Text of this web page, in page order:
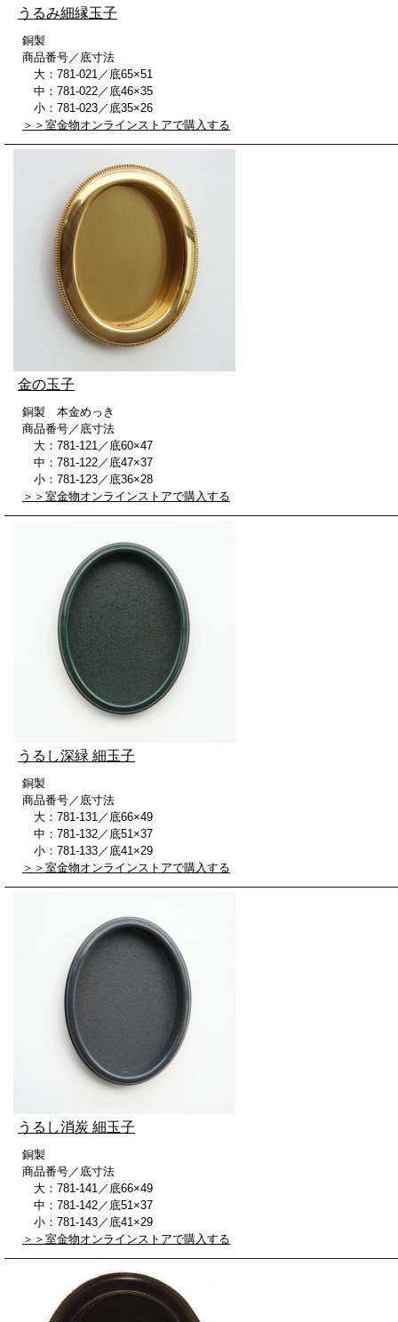
うるみ細縁玉子
銅製
商品番号／底寸法
大：781-021／底65×51
中：781-022／底46×35
小：781-023／底35×26
＞＞室金物オンラインストアで購入する
金の玉子
銅製 本金めっき
商品番号／底寸法
大：781-121／底60×47
中：781-122／底47×37
小：781-123／底36×28
＞＞室金物オンラインストアで購入する
うるし深緑 細玉子
銅製
商品番号／底寸法
大：781-131／底66×49
中：781-132／底51×37
小：781-133／底41×29
＞＞室金物オンラインストアで購入する
うるし消炭 細玉子
銅製
商品番号／底寸法
大：781-141／底66×49
中：781-142／底51×37
小：781-143／底41×29
＞＞室金物オンラインストアで購入する